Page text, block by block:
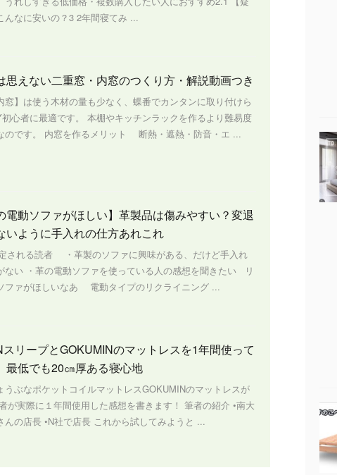
んなに安いの？3 2年間寝てみ ...
思えない二重窓・内窓のつくり方・解説動画つき
窓】は使う木材の量も少なく、蝶番でカンタンに取り付けら
心者に最適です。 本棚やキッチンラックを作るより難易度
のです。 内窓を作るメリット 断熱・遮熱・防音・エ ...
電動ソファがほしい】革製品は傷みやすい？変退
いように手入れの仕方あれこれ
される読者 ・革製のソファに興味がある、だけど手入れ
ない ・革の電動ソファを使っている人の感想を聞きたい リ
ファがほしいなあ 電動タイプのリクライニング ...
リープとGOKUMINのマットレスを1年間使って
低でも20㎝厚ある寝心地
うぶなポケットコイルマットレスGOKUMINのマットレスが
が実際に１年間使用した感想を書きます！ 筆者の紹介 •南大
んの店長 •N社で店長 これから試してみようと ...